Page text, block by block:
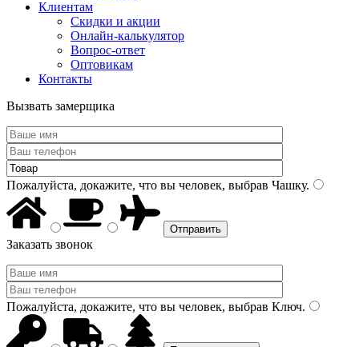
Клиентам
Скидки и акции
Онлайн-калькулятор
Вопрос-ответ
Оптовикам
Контакты
Вызвать замерщика
Пожалуйста, докажите, что вы человек, выбрав Чашку.
Заказать звонок
Пожалуйста, докажите, что вы человек, выбрав Ключ.